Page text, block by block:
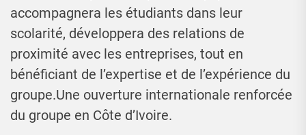
accompagnera les étudiants dans leur
scolarité, développera des relations de
proximité avec les entreprises, tout en
bénéficiant de l’expertise et de l’expérience du
groupe.Une ouverture internationale renforcée
du groupe en Côte d’Ivoire.